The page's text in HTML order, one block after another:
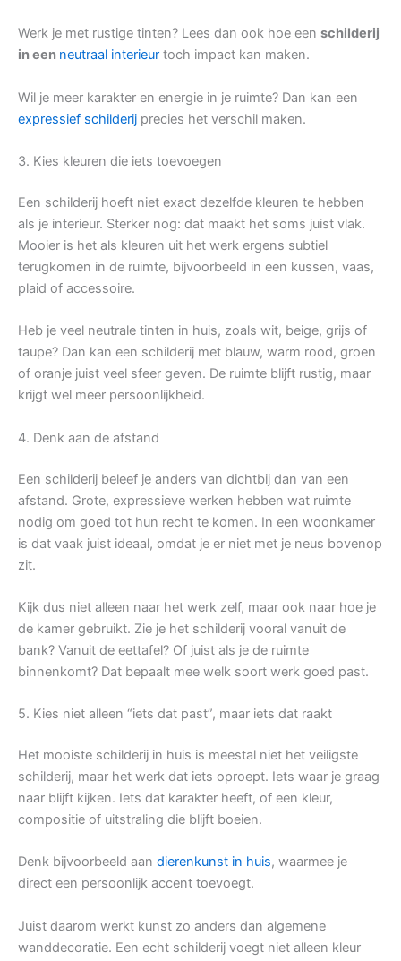
Werk je met rustige tinten? Lees dan ook hoe een schilderij
in een neutraal interieur toch impact kan maken.
Wil je meer karakter en energie in je ruimte? Dan kan een
expressief schilderij precies het verschil maken.
3. Kies kleuren die iets toevoegen
Een schilderij hoeft niet exact dezelfde kleuren te hebben
als je interieur. Sterker nog: dat maakt het soms juist vlak.
Mooier is het als kleuren uit het werk ergens subtiel
terugkomen in de ruimte, bijvoorbeeld in een kussen, vaas,
plaid of accessoire.
Heb je veel neutrale tinten in huis, zoals wit, beige, grijs of
taupe? Dan kan een schilderij met blauw, warm rood, groen
of oranje juist veel sfeer geven. De ruimte blijft rustig, maar
krijgt wel meer persoonlijkheid.
4. Denk aan de afstand
Een schilderij beleef je anders van dichtbij dan van een
afstand. Grote, expressieve werken hebben wat ruimte
nodig om goed tot hun recht te komen. In een woonkamer
is dat vaak juist ideaal, omdat je er niet met je neus bovenop
zit.
Kijk dus niet alleen naar het werk zelf, maar ook naar hoe je
de kamer gebruikt. Zie je het schilderij vooral vanuit de
bank? Vanuit de eettafel? Of juist als je de ruimte
binnenkomt? Dat bepaalt mee welk soort werk goed past.
5. Kies niet alleen “iets dat past”, maar iets dat raakt
Het mooiste schilderij in huis is meestal niet het veiligste
schilderij, maar het werk dat iets oproept. Iets waar je graag
naar blijft kijken. Iets dat karakter heeft, of een kleur,
compositie of uitstraling die blijft boeien.
Denk bijvoorbeeld aan dierenkunst in huis, waarmee je
direct een persoonlijk accent toevoegt.
Juist daarom werkt kunst zo anders dan algemene
wanddecoratie. Een echt schilderij voegt niet alleen kleur